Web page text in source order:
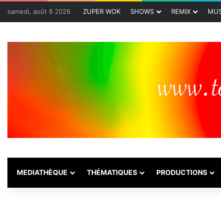
samedi, août 8 2026 ZUPER WOK SHOWS REMIX
MEDIATHÈQUE THÉMATIQUES PRODUCTIONS